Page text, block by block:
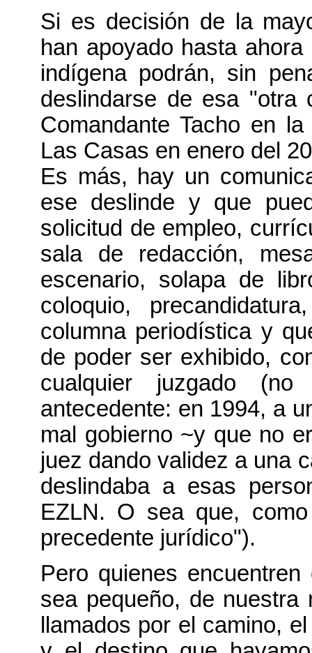
Si es decisión de la
han apoyado hasta
indígena podrán, sin
deslindarse de esa
Comandante Tacho en
Las Casas en enero del
Es más, hay un
ese deslinde y que
solicitud de empleo,
sala de redacción,
escenario, solapa de
coloquio,
columna periodística y
de poder ser exhibido,
cualquier juzgado
antecedente: en 1994, a
mal gobierno ~y que no
juez dando validez a una
deslindaba a esas
EZLN. O sea que,
precedente jurídico").
Pero quienes
sea pequeño, de
llamados por el camino,